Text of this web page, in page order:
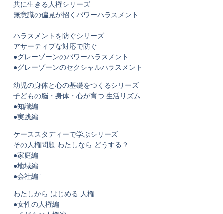
共に生きる人権シリーズ
無意識の偏見が招くパワーハラスメント
ハラスメントを防ぐシリーズ
アサーティブな対応で防ぐ
●グレーゾーンのパワーハラスメント
●グレーゾーンのセクシャルハラスメント
幼児の身体と心の基礎をつくるシリーズ
子どもの脳・身体・心が育つ 生活リズム
●知識編
●実践編
ケーススタディーで学ぶシリーズ
その人権問題 わたしなら どうする？
●家庭編
●地域編
●会社編”
わたしから はじめる 人権
●女性の人権編